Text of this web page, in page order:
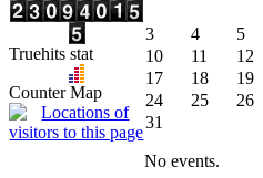
Truehits stat
Counter Map
3
4 5
10
11 12
17
18 19
24
25 26
31
No events.